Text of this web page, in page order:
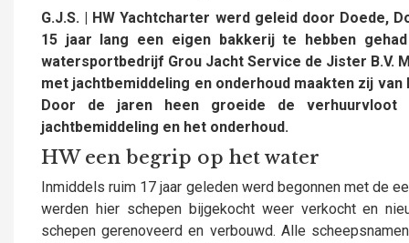
G.J.S. | HW Yachtcharter werd geleid door Doede,
15 jaar lang een eigen bakkerij te hebben
watersportbedrijf Grou Jacht Service de Jister B.V.
met jachtbemiddeling en onderhoud maakten zij
Door de jaren heen groeide de
jachtbemiddeling en het onderhoud.
HW een begrip op het water
Inmiddels ruim 17 jaar geleden werd begonnen met de
werden hier schepen bijgekocht weer verkocht en
schepen gerenoveerd en verbouwd. Alle